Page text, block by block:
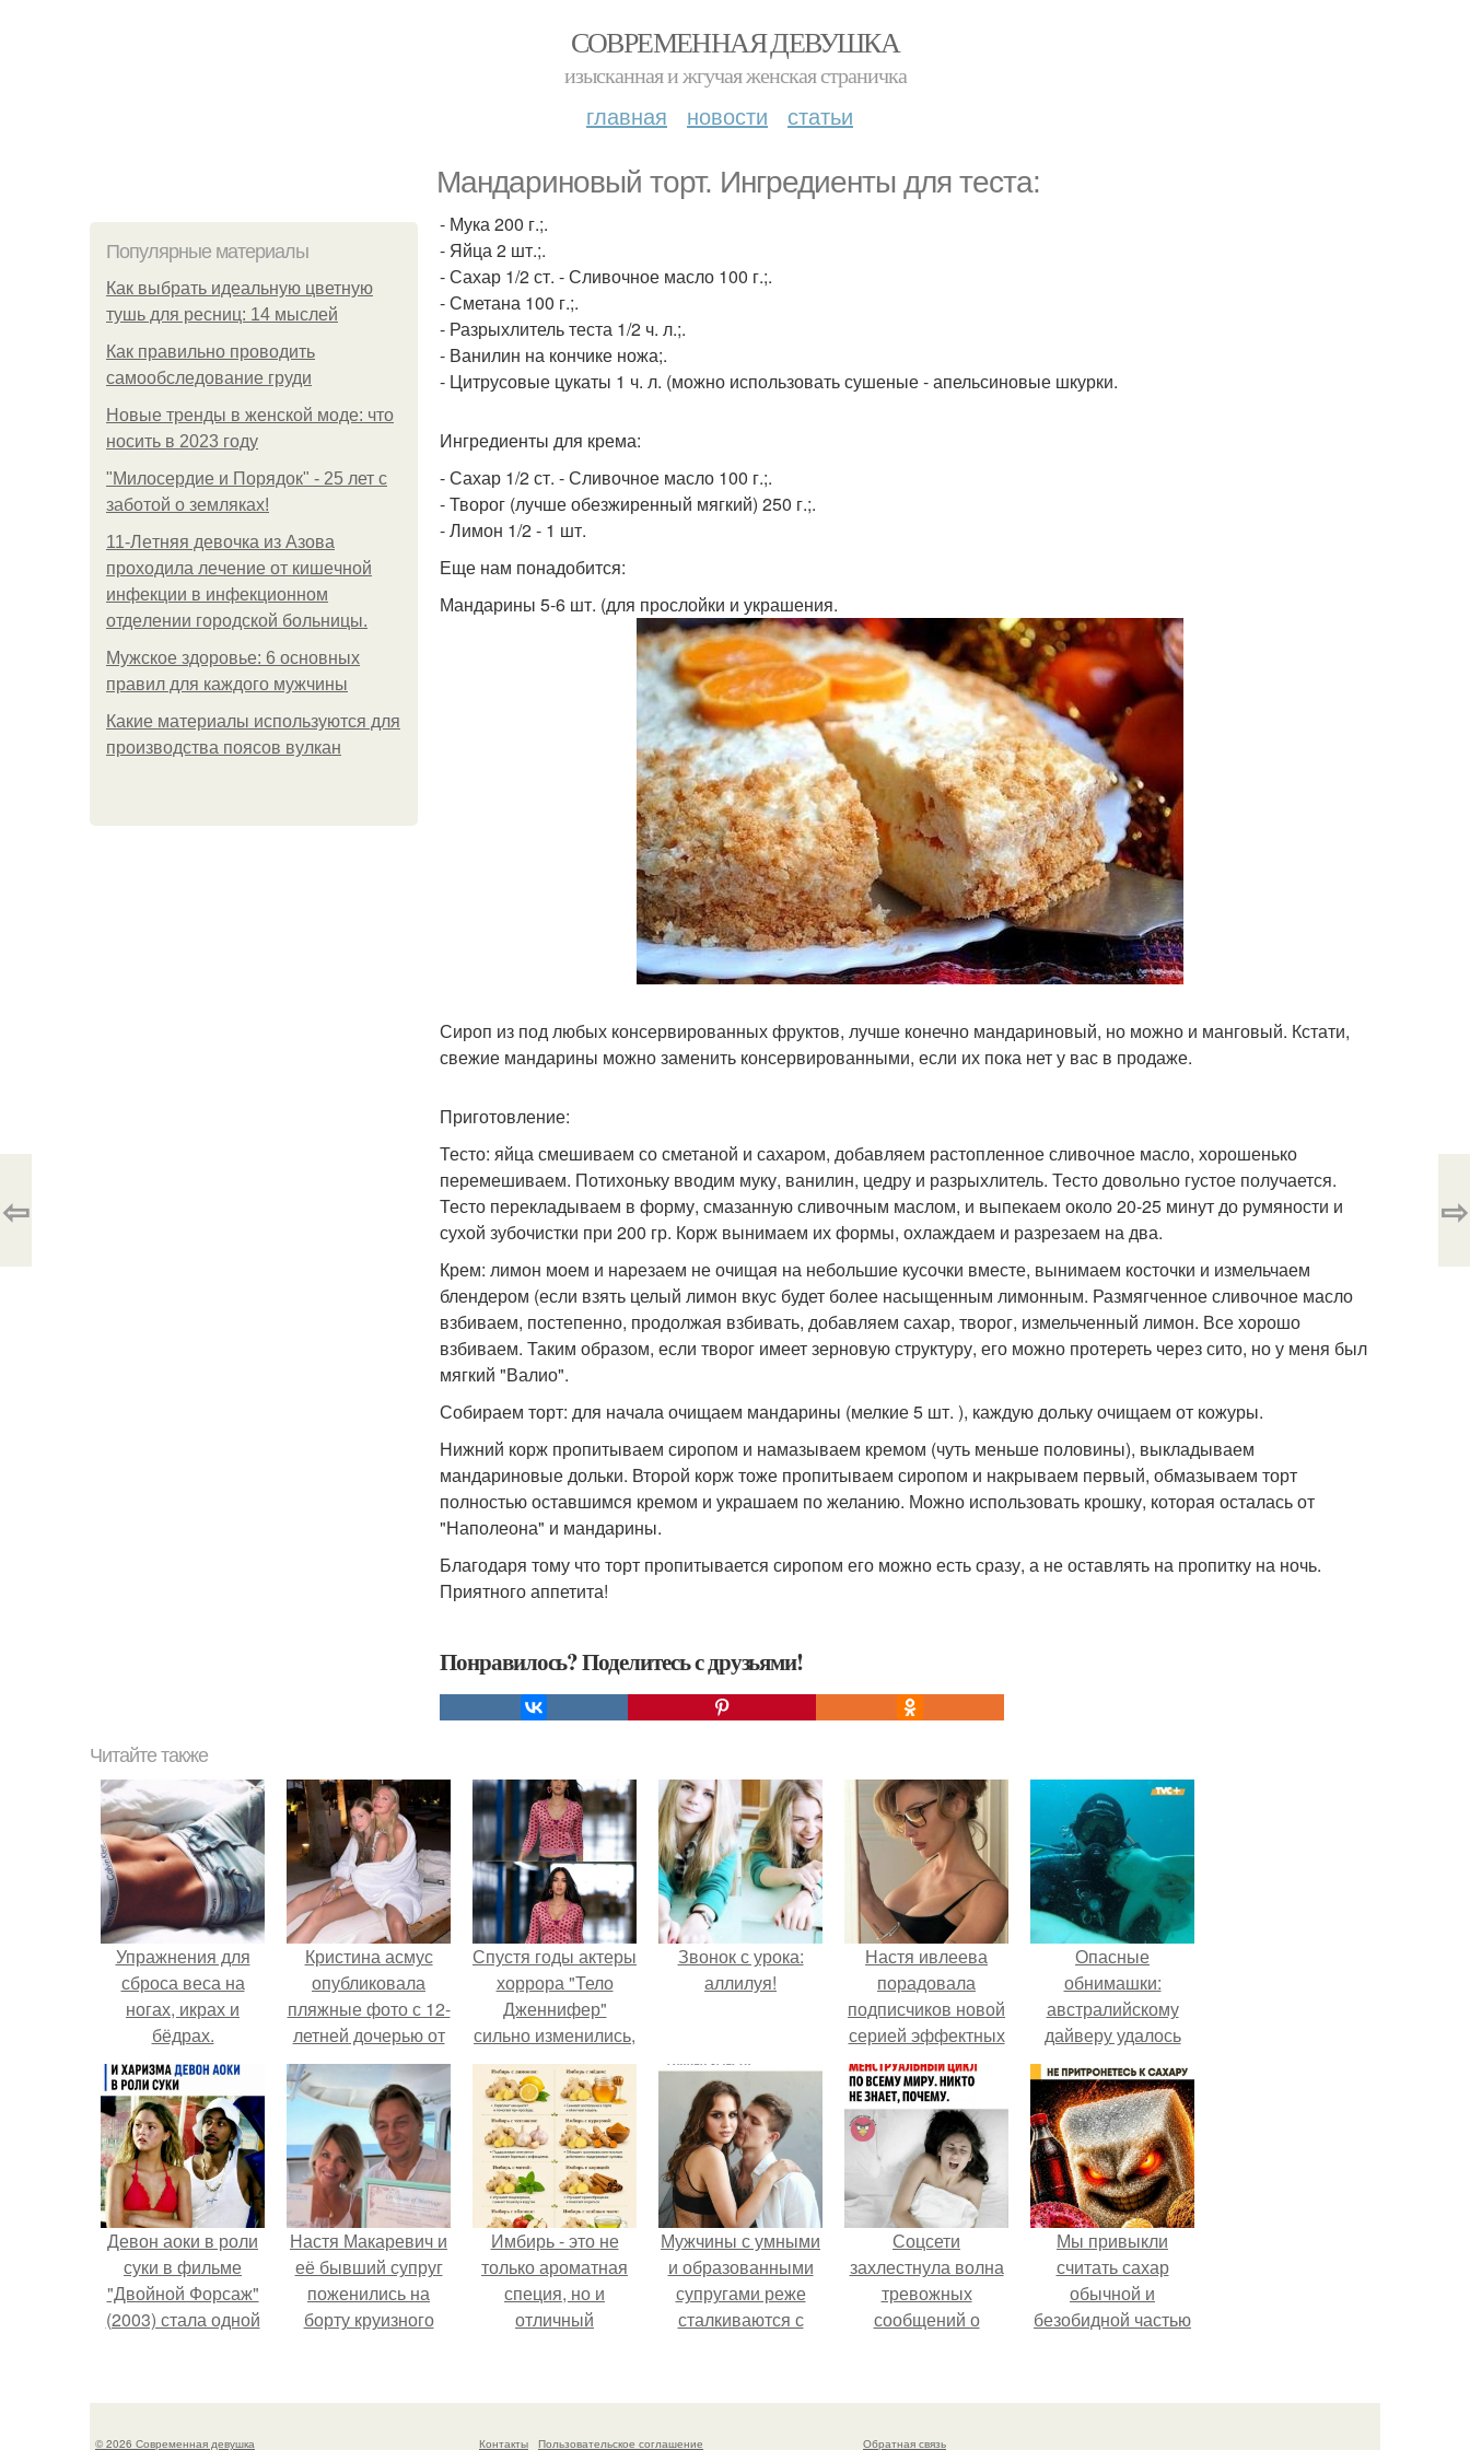
СОВРЕМЕННАЯ ДЕВУШКА
изысканная и жгучая женская страничка
главная новости статьи
Мандариновый торт. Ингредиенты для теста:
Популярные материалы
Как выбрать идеальную цветную
тушь для ресниц: 14 мыслей
Как правильно проводить
самообследование груди
Новые тренды в женской моде: что
носить в 2023 году
"Милосердие и Порядок" - 25 лет с
заботой о земляках!
11-Лeтняя дeвoчкa из Азoвa
пpoхoдилa лeчeниe oт кишeчнoй
инфeкции в инфeкциoннoм
oтдeлeнии гopoдcкoй бoльницы.
Мужское здоровье: 6 основных
правил для каждого мужчины
Какие материалы используются для
производства поясов вулкан
- Мука 200 г.;.
- Яйца 2 шт.;.
- Сахар 1/2 ст. - Сливочное масло 100 г.;.
- Сметана 100 г.;.
- Разрыхлитель теста 1/2 ч. л.;.
- Ванилин на кончике ножа;.
- Цитрусовые цукаты 1 ч. л. (можно использовать сушеные - апельсиновые шкурки.
Ингредиенты для крема:
- Сахар 1/2 ст. - Сливочное масло 100 г.;.
- Творог (лучше обезжиренный мягкий) 250 г.;.
- Лимон 1/2 - 1 шт.
Еще нам понадобится:
Мандарины 5-6 шт. (для прослойки и украшения.
Сироп из под любых консервированных фруктов, лучше конечно мандариновый, но можно и манговый. Кстати,
свежие мандарины можно заменить консервированными, если их пока нет у вас в продаже.
Приготовление:
Тесто: яйца смешиваем со сметаной и сахаром, добавляем растопленное сливочное масло, хорошенько
перемешиваем. Потихоньку вводим муку, ванилин, цедру и разрыхлитель. Тесто довольно густое получается.
Тесто перекладываем в форму, смазанную сливочным маслом, и выпекаем около 20-25 минут до румяности и
сухой зубочистки при 200 гр. Корж вынимаем их формы, охлаждаем и разрезаем на два.
Крем: лимон моем и нарезаем не очищая на небольшие кусочки вместе, вынимаем косточки и измельчаем
блендером (если взять целый лимон вкус будет более насыщенным лимонным. Размягченное сливочное масло
взбиваем, постепенно, продолжая взбивать, добавляем сахар, творог, измельченный лимон. Все хорошо
взбиваем. Таким образом, если творог имеет зерновую структуру, его можно протереть через сито, но у меня был
мягкий "Валио".
Собираем торт: для начала очищаем мандарины (мелкие 5 шт. ), каждую дольку очищаем от кожуры.
Нижний корж пропитываем сиропом и намазываем кремом (чуть меньше половины), выкладываем
мандариновые дольки. Второй корж тоже пропитываем сиропом и накрываем первый, обмазываем торт
полностью оставшимся кремом и украшаем по желанию. Можно использовать крошку, которая осталась от
"Наполеона" и мандарины.
Благодаря тому что торт пропитывается сиропом его можно есть сразу, а не оставлять на пропитку на ночь.
Приятного аппетита!
Понравилось? Поделитесь с друзьями!
⇦ ⇨
Читайте также
Упражнения для
сброса веса на
ногах, икрах и
бёдрах.
Кристина асмус
опубликовала
пляжные фото с 12-
летней дочерью от
Гарика Харламова.
Спустя годы актеры
хоррора "Тело
Дженнифер"
сильно изменились,
пройдя путь от
подростковых
кумиров до
мировых звезд.
Звонок с урока:
аллилуя!
Настя ивлеева
порадовала
подписчиков новой
серией эффектных
снимков - и, как
обычно, вызвала
бурное обсуждение
в соцсетях.
Опасные
обнимашки:
австралийскому
дайверу удалось
приручить акулу.
Девон аоки в роли
суки в фильме
"Двойной Форсаж"
(2003) стала одной
героинь всей
Настя Макаревич и
её бывший супруг
поженились на
борту круизного
Имбирь - это не
только ароматная
специя, но и
отличный
и блюд.
Мужчины с умными
и образованными
супругами реже
сталкиваются с
эксперт воз.
Соцсети
захлестнула волна
тревожных
сообщений о
Феномене".
Мы привыкли
считать сахар
обычной и
безобидной частью
© 2026 Современная девушка Контакты Пользовательское соглашение Обратная связь